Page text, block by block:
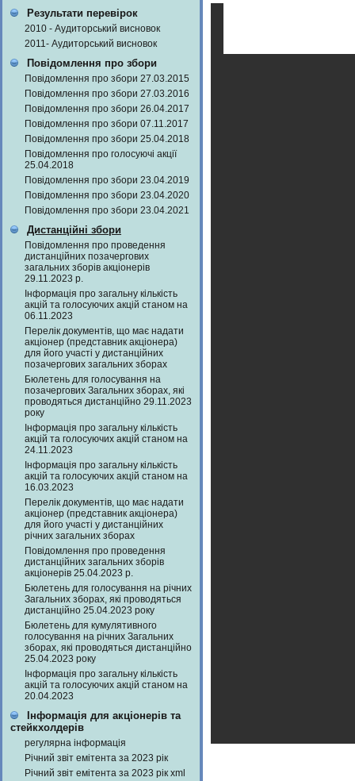
Результати перевірок
2010 - Аудиторський висновок
2011- Аудиторський висновок
Повідомлення про збори
Повідомлення про збори 27.03.2015
Повідомлення про збори 27.03.2016
Повідомлення про збори 26.04.2017
Повідомлення про збори 07.11.2017
Повідомлення про збори 25.04.2018
Повідомлення про голосуючі акції
25.04.2018
Повідомлення про збори 23.04.2019
Повідомлення про збори 23.04.2020
Повідомлення про збори 23.04.2021
Дистанційні збори
Повідомлення про проведення
дистанційних позачергових
загальних зборів акціонерів
29.11.2023 р.
Інформація про загальну кількість
акцій та голосуючих акцій станом на
06.11.2023
Перелік документів, що має надати
акціонер (представник акціонера)
для його участі у дистанційних
позачергових загальних зборах
Бюлетень для голосування на
позачергових Загальних зборах, які
проводяться дистанційно 29.11.2023
року
Інформація про загальну кількість
акцій та голосуючих акцій станом на
24.11.2023
Інформація про загальну кількість
акцій та голосуючих акцій станом на
16.03.2023
Перелік документів, що має надати
акціонер (представник акціонера)
для його участі у дистанційних
річних загальних зборах
Повідомлення про проведення
дистанційних загальних зборів
акціонерів 25.04.2023 р.
Бюлетень для голосування на річних
Загальних зборах, які проводяться
дистанційно 25.04.2023 року
Бюлетень для кумулятивного
голосування на річних Загальних
зборах, які проводяться дистанційно
25.04.2023 року
Інформація про загальну кількість
акцій та голосуючих акцій станом на
20.04.2023
Інформація для акціонерів та
стейкхолдерів
регулярна інформація
Річний звіт емітента за 2023 рік
Річний звіт емітента за 2023 рік xml